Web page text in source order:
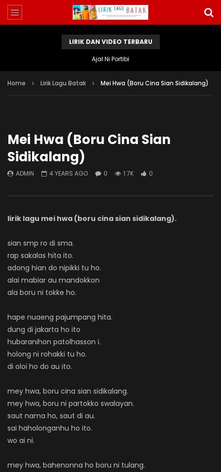
LIRIK DAN VIDEO TERBARU
Ajal Ni Portibi
Home Lirik Lagu Batak Mei Hwa (Boru Cina Sian Sidikalang)
Mei Hwa (Boru Cina Sian
Sidikalang)
ADMIN 4 YEARS AGO 0 1.7K 0
lirik lagu mei hwa (boru cina sian sidikalang).
sian smp ro di sma.
rap sakalas hita ito.
adong hian do nipikki tu ho.
alai mabiar au mandokkon
ala boru ni tokke ho.
hape nuaeng pajumpang hita.
dung di jakarta ho ito
hubaranihon patolhasson i.
holong ni rohakki tu ho.
di oloi ho do au ito.
mey hwa, boru cina sian sidikalang.
mey hwa, boru ni partokko swalayan.
saut nama ho, saut di au.
sai haholonganhu ho ito.
wo ai ni.
mey hwa, bahenonna ho boru ni tulang.